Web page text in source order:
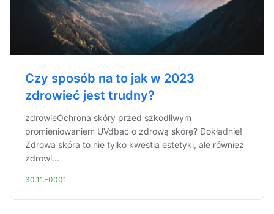
Czy sposób na to jak w 2023
zdrowieć jest trudny?
zdrowieOchrona skóry przed szkodliwym
promieniowaniem UVdbać o zdrową skórę? Dokładnie!
Zdrowa skóra to nie tylko kwestia estetyki, ale również
zdrowi...
30.11.-0001